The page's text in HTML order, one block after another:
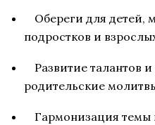
Обереги для детей,
подростков и
Развитие талантов
родительские
Гармонизация